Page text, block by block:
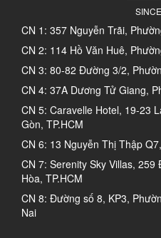
CN 1: 357 Nguyễn Trãi,
CN 2: 114 Hồ Văn Huê,
CN 3: 80-82 Đường 3/2,
CN 4: 37A Dương Tử Giang,
CN 5: Caravelle Hotel, 19-23
Gòn, TP.HCM
CN 6: 13 Nguyễn Thị Thập
CN 7: Serenity Sky Villas,
Hòa, TP.HCM
CN 8: Đường số 8, KP3,
Nai